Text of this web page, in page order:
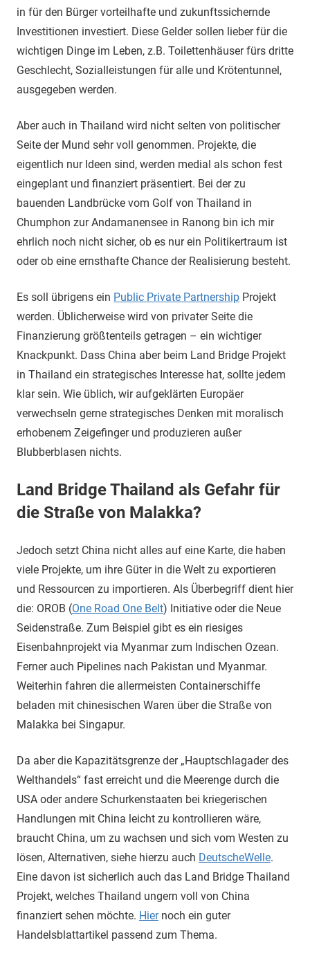
in für den Bürger vorteilhafte und zukunftssichernde
Investitionen investiert. Diese Gelder sollen lieber für die
wichtigen Dinge im Leben, z.B. Toilettenhäuser fürs dritte
Geschlecht, Sozialleistungen für alle und Krötentunnel,
ausgegeben werden.
Aber auch in Thailand wird nicht selten von politischer
Seite der Mund sehr voll genommen. Projekte, die
eigentlich nur Ideen sind, werden medial als schon fest
eingeplant und finanziert präsentiert. Bei der zu
bauenden Landbrücke vom Golf von Thailand in
Chumphon zur Andamanensee in Ranong bin ich mir
ehrlich noch nicht sicher, ob es nur ein Politikertraum ist
oder ob eine ernsthafte Chance der Realisierung besteht.
Es soll übrigens ein Public Private Partnership Projekt
werden. Üblicherweise wird von privater Seite die
Finanzierung größtenteils getragen – ein wichtiger
Knackpunkt. Dass China aber beim Land Bridge Projekt
in Thailand ein strategisches Interesse hat, sollte jedem
klar sein. Wie üblich, wir aufgeklärten Europäer
verwechseln gerne strategisches Denken mit moralisch
erhobenem Zeigefinger und produzieren außer
Blubberblasen nichts.
Land Bridge Thailand als Gefahr für
die Straße von Malakka?
Jedoch setzt China nicht alles auf eine Karte, die haben
viele Projekte, um ihre Güter in die Welt zu exportieren
und Ressourcen zu importieren. Als Überbegriff dient hier
die: OROB (One Road One Belt) Initiative oder die Neue
Seidenstraße. Zum Beispiel gibt es ein riesiges
Eisenbahnprojekt via Myanmar zum Indischen Ozean.
Ferner auch Pipelines nach Pakistan und Myanmar.
Weiterhin fahren die allermeisten Containerschiffe
beladen mit chinesischen Waren über die Straße von
Malakka bei Singapur.
Da aber die Kapazitätsgrenze der „Hauptschlagader des
Welthandels“ fast erreicht und die Meerenge durch die
USA oder andere Schurkenstaaten bei kriegerischen
Handlungen mit China leicht zu kontrollieren wäre,
braucht China, um zu wachsen und sich vom Westen zu
lösen, Alternativen, siehe hierzu auch DeutscheWelle.
Eine davon ist sicherlich auch das Land Bridge Thailand
Projekt, welches Thailand ungern voll von China
finanziert sehen möchte. Hiernoch ein guter
Handelsblattartikel passend zum Thema.